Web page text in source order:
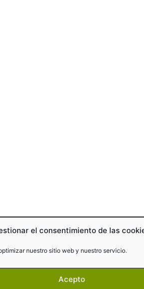
el consentimiento de las
nuestro sitio web y nuestro servicio.
Acepto